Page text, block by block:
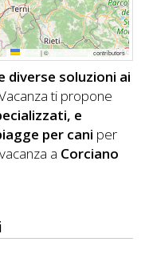
|© contributors
diverse soluzioni ai
ti propone
e
per cani per
a Corciano